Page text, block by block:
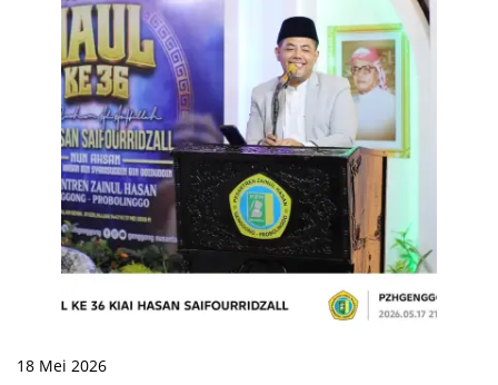
18 Mei 2026